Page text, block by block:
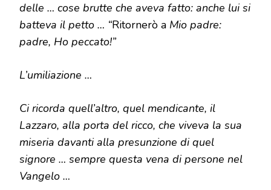
delle … cose brutte che aveva fatto: anche lui si
batteva il petto … “Ritornerò a Mio padre:
padre, Ho peccato!”
L’umiliazione …
Ci ricorda quell’altro, quel mendicante, il
Lazzaro, alla porta del ricco, che viveva la sua
miseria davanti alla presunzione di quel
signore … sempre questa vena di persone nel
Vangelo …